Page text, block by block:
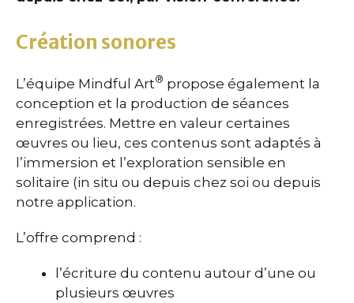
Création sonores
L’équipe Mindful Art® propose également la
conception et la production de séances
enregistrées. Mettre en valeur certaines
œuvres ou lieu, ces contenus sont adaptés à
l’immersion et l’exploration sensible en
solitaire (in situ ou depuis chez soi ou depuis
notre application.
L’offre comprend :
l’écriture du contenu autour d’une ou
plusieurs œuvres